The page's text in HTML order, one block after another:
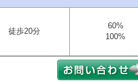
徒歩20分
60%
100%